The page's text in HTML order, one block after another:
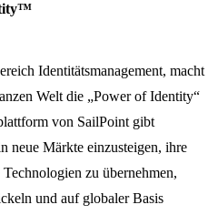
Identitätsmanagement, macht
Welt die „Power of Identity“
von SailPoint gibt
neue Märkte einzusteigen, ihre
zu übernehmen,
und auf globaler Basis